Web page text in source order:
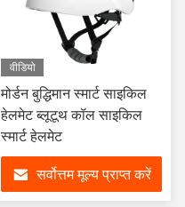
वीडियो
मोर्डन बुद्धिमान स्मार्ट साइकिल
हेलमेट ब्लूटूथ कॉल साइकिल
स्मार्ट हेलमेट
सर्वोत्तम मूल्य प्राप्त करें